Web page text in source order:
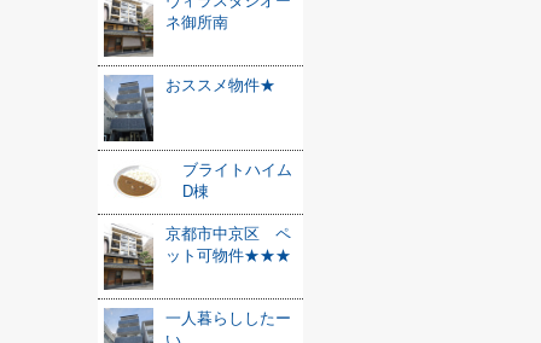
ネ御所南
おススメ物件★
ブライトハイム
D棟
京都市中京区 ペ
ット可物件★★★
一人暮らししたー